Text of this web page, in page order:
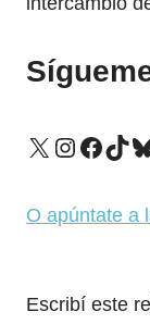
X
O apúntate a
Escribí este